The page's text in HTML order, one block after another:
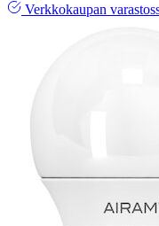
Verkkokaupan